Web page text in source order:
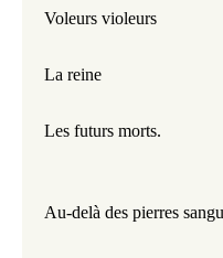
Voleurs violeurs
La reine
Les futurs morts.
Au-delà des pierres